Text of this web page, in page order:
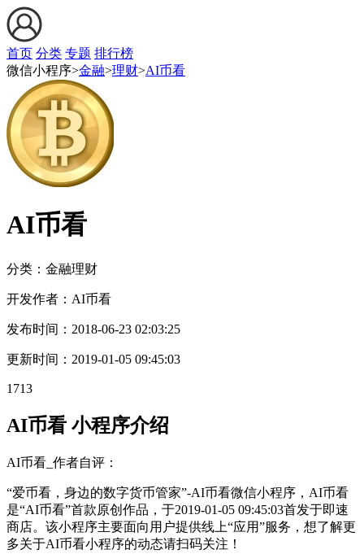
首页 分类 专题 排行榜
微信小程序>金融>理财>AI币看
AI币看
分类：金融理财
开发作者： AI币看
发布时间： 2018-06-23 02:03:25
更新时间： 2019-01-05 09:45:03
1713
AI币看 小程序介绍
AI币看_作者自评：
“爱币看，身边的数字货币管家”-AI币看微信小程序，AI币看
是“AI币看”首款原创作品，于2019-01-05 09:45:03首发于即速
商店。该小程序主要面向用户提供线上“应用”服务，想了解更
多关于AI币看小程序的动态请扫码关注！